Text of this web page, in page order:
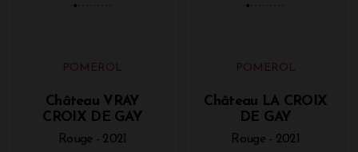
POMEROL POMEROL